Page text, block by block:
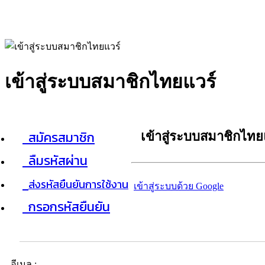
เข้าสู่ระบบสมาชิกไทยแวร์
สมัครสมาชิก
ลืมรหัสผ่าน
ส่งรหัสยืนยันการใช้งาน
กรอกรหัสยืนยัน
เข้าสู่ระบบสมาชิกไท
เข้าสู่ระบบด้วย Google